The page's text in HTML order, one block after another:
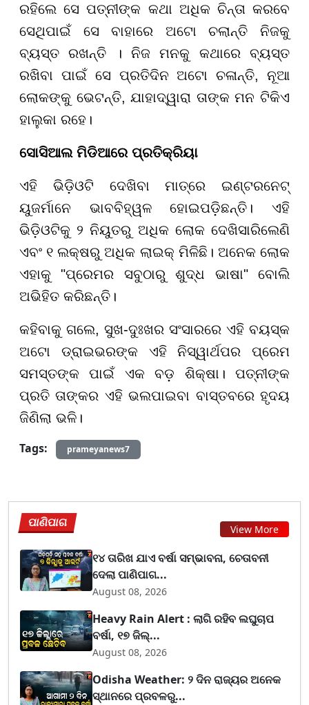
ରହିଲେ ସେ ପତ୍ନୀଙ୍କ କଥା ଅଧିକ ଚିନ୍ତା କରବେ
ସେଥିପାଇଁ ସେ ବାହାରେ ଅଟୋ ଚଲାନ୍ତି ନିଜକୁ
ବ୍ୟସ୍ତ ରଖନ୍ତି । ନିଜ ମନକୁ କଥାରେ ବ୍ୟସ୍ତ
ରଖିବା ପାଇଁ ସେ ପ୍ରତିଦିନ ଅଟୋ ଚଳାନ୍ତି, ନୂଆ
ଲୋକଙ୍କୁ ଭେଟନ୍ତି, ଯାହାଦ୍ୱାରା ତାଙ୍କ ମନ ଟିକିଏ
ହାଲୁକା ରହେ।
ସୋସିଆଲ ମିଡିଆରେ ପ୍ରତିକ୍ରିୟା
ଏହି ଭିଡ଼ିଓଟି ଦେଖିବା ମାତ୍ରେ ଇଣ୍ଟରନେଟ୍
ୟୁଜର୍ମାନେ ଭାବବିହ୍ୱଳ ହୋଇପଡ଼ିଛନ୍ତି। ଏହି
ଭିଡ଼ିଓଟିକୁ ୨ ନିୟୁତରୁ ଅଧିକ ଲୋକ ଦେଖିସାରିଲେଣି
ଏବଂ ୧ ଲକ୍ଷରୁ ଅଧିକ ଲାଇକ୍ ମିଳିଛି। ଅନେକ ଲୋକ
ଏହାକୁ "ପ୍ରେମର ସବୁଠାରୁ ଶୁଦ୍ଧ ଭାଷା" ବୋଲି
ଅଭିହିତ କରିଛନ୍ତି।
କହିବାକୁ ଗଲେ, ସୁଖ-ଦୁଃଖର ସଂସାରରେ ଏହି ବୟସ୍କ
ଅଟୋ ଡ୍ରାଇଭରଙ୍କ ଏହି ନିସ୍ୱାର୍ଥପର ପ୍ରେମ
ସମସ୍ତଙ୍କ ପାଇଁ ଏକ ବଡ଼ ଶିକ୍ଷା। ପତ୍ନୀଙ୍କ
ପ୍ରତି ତାଙ୍କର ଏହି ଭଲପାଇବା ବାସ୍ତବରେ ହୃଦୟ
ଜିଣିଲା ଭଳି।
Tags:
prameyanews7
ପାଣିପାଗ View More
୧୪ ତାରିଖ ଯାଏ ବର୍ଷା ସମ୍ଭାବନା, ଚେତାବନୀ
ଦେଲା ପାଣିପାଗ...
August 08, 2026
Heavy Rain Alert : ଲାଗି ରହିବ ଲଘୁଚାପ
ବର୍ଷା, ୧୭ ଜିଲ୍...
August 08, 2026
Odisha Weather: ୨ ଦିନ ରାଜ୍ୟର ଅନେକ
ସ୍ଥାନରେ ପ୍ରବଳରୁ...